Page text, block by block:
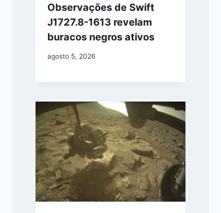
Observações de Swift
J1727.8-1613 revelam
buracos negros ativos
agosto 5, 2026